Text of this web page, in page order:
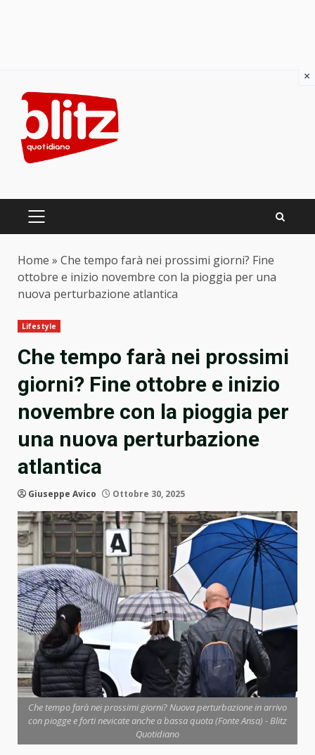
content
PRIMARY
Home » Che tempo farà nei prossimi giorni? Fine
ottobre e inizio novembre con la pioggia per una
nuova perturbazione atlantica
Lifestyle
Che tempo farà nei prossimi
giorni? Fine ottobre e inizio
novembre con la pioggia per
una nuova perturbazione
atlantica
Giuseppe Avico Ottobre 30, 2025
Che tempo farà nei prossimi giorni? Nuova perturbazione in arrivo
con piogge e forti nevicate anche a bassa quota (Fonte Ansa) - Blitz
Quotidiano
×